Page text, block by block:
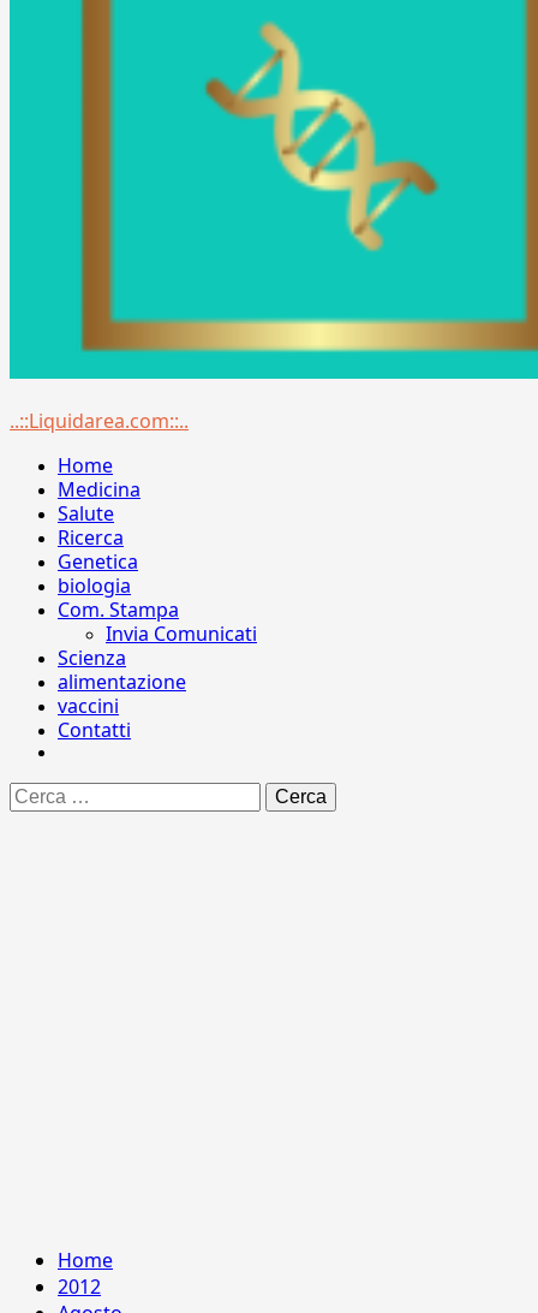
Menu
..::Liquidarea.com::..
Home
Medicina
Salute
Ricerca
Genetica
biologia
Com. Stampa
Invia Comunicati
Scienza
alimentazione
vaccini
Contatti
Ricerca
per:
Home
2012